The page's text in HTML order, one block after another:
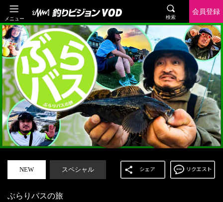
メニュー 検索
会員登録
NEW スペシャル
ぶらりバスの旅